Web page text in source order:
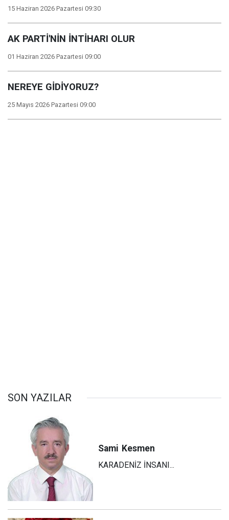
15 Haziran 2026 Pazartesi 09:30
AK PARTİ'NİN İNTİHARI OLUR
01 Haziran 2026 Pazartesi 09:00
NEREYE GİDİYORUZ?
25 Mayıs 2026 Pazartesi 09:00
SON YAZILAR
Sami Kesmen
KARADENİZ İNSANI...